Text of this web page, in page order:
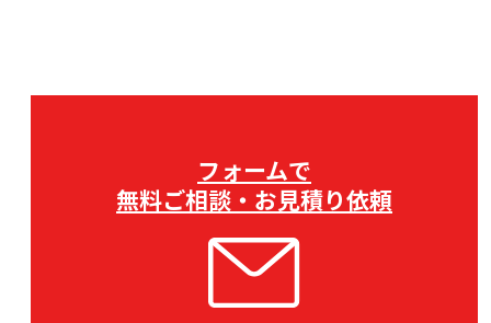
フォームで
無料ご相談・お見積り依頼